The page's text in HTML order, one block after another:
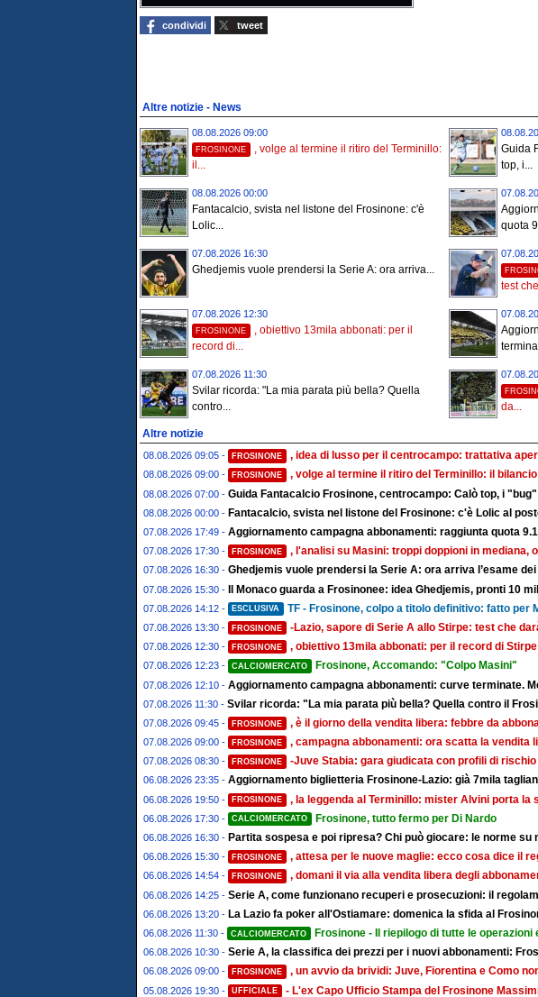
condividi tweet
Altre notizie - News
08.08.2026 09:00
FROSINONE
, volge al termine il ritiro del Terminillo:
il...
Guida
top, i...
08.08.2026 00:00
Fantacalcio, svista nel listone del Frosinone: c'è
Lolic...
quota
07.08.2026 16:30
Ghedjemis vuole prendersi la Serie A: ora arriva...
test
07.08.2026 12:30
FROSINONE
, obiettivo 13mila abbonati: per il
record di...
07.08.2026 11:30
Svilar ricorda: "La mia parata più bella? Quella
contro...
da...
Altre notizie
08.08.2026 09:05 - FROSINONE , idea di lusso per il centrocampo: trattativa
08.08.2026 09:00 - FROSINONE , volge al termine il ritiro del Terminillo: il bilancio
08.08.2026 07:00 - Guida Fantacalcio Frosinone, centrocampo: Calò top, i
08.08.2026 00:00 - Fantacalcio, svista nel listone del Frosinone: c'è Lolic al
07.08.2026 17:49 - Aggiornamento campagna abbonamenti: raggiunta quota
07.08.2026 17:30 - FROSINONE , l'analisi su Masini: troppi doppioni in mediana,
07.08.2026 16:30 - Ghedjemis vuole prendersi la Serie A: ora arriva l’esame
07.08.2026 15:30 - Il Monaco guarda a Frosinonee: idea Ghedjemis, pronti 10
07.08.2026 14:12 - ESCLUSIVA TF - Frosinone, colpo a titolo definitivo: fatto per
07.08.2026 13:30 - FROSINONE -Lazio, sapore di Serie A allo Stirpe: test che
07.08.2026 12:30 - FROSINONE , obiettivo 13mila abbonati: per il record di
07.08.2026 12:23 - CALCIOMERCATO Frosinone, Accomando: "Colpo Masini"
07.08.2026 12:10 - Aggiornamento campagna abbonamenti: curve terminate.
07.08.2026 11:30 - Svilar ricorda: "La mia parata più bella? Quella contro il
07.08.2026 09:45 - FROSINONE , è il giorno della vendita libera: febbre da
07.08.2026 09:00 - FROSINONE , campagna abbonamenti: ora scatta la vendita
07.08.2026 08:30 - FROSINONE -Juve Stabia: gara giudicata con profili di rischio
06.08.2026 23:35 - Aggiornamento biglietteria Frosinone-Lazio: già 7mila
06.08.2026 19:50 - FROSINONE , la leggenda al Terminillo: mister Alvini porta la
06.08.2026 17:30 - CALCIOMERCATO Frosinone, tutto fermo per Di Nardo
06.08.2026 16:30 - Partita sospesa e poi ripresa? Chi può giocare: le norme
06.08.2026 15:30 - FROSINONE , attesa per le nuove maglie: ecco cosa dice il
06.08.2026 14:54 - FROSINONE , domani il via alla vendita libera degli
06.08.2026 14:25 - Serie A, come funzionano recuperi e prosecuzioni: il
06.08.2026 13:20 - La Lazio fa poker all'Ostiamare: domenica la sfida al
06.08.2026 11:30 - CALCIOMERCATO Frosinone - Il riepilogo di tutte le operazioni
06.08.2026 10:30 - Serie A, la classifica dei prezzi per i nuovi abbonamenti:
06.08.2026 09:00 - FROSINONE , un avvio da brividi: Juve, Fiorentina e Como
05.08.2026 19:30 - UFFICIALE - L'ex Capo Ufficio Stampa del Frosinone